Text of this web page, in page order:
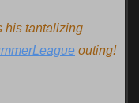
his tantalizing
outing!